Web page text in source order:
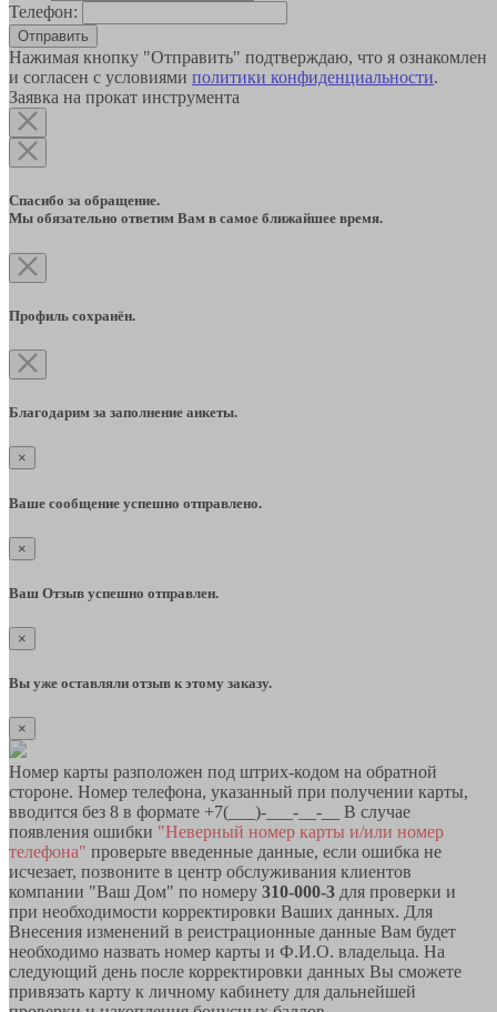
Телефон:
Отправить
Нажимая кнопку "Отправить" подтверждаю, что я ознакомлен
и согласен с условиями политики конфиденциальности.
Заявка на прокат инструмента
Спасибо за обращение.
Мы обязательно ответим Вам в самое ближайшее время.
Профиль сохранён.
Благодарим за заполнение анкеты.
×
Ваше сообщение успешно отправлено.
×
Ваш Отзыв успешно отправлен.
×
Вы уже оставляли отзыв к этому заказу.
×
Номер карты разположен под штрих-кодом на обратной
стороне. Номер телефона, указанный при получении карты,
вводится без 8 в формате +7(___)-___-__-__ В случае
появления ошибки "Неверный номер карты и/или номер
телефона" проверьте введенные данные, если ошибка не
исчезает, позвоните в центр обслуживания клиентов
компании "Ваш Дом" по номеру 310-000-3 для проверки и
при необходимости корректировки Ваших данных. Для
Внесения изменений в реистрационные данные Вам будет
необходимо назвать номер карты и Ф.И.О. владельца. На
следующий день после корректировки данных Вы сможете
привязать карту к личному кабинету для дальнейшей